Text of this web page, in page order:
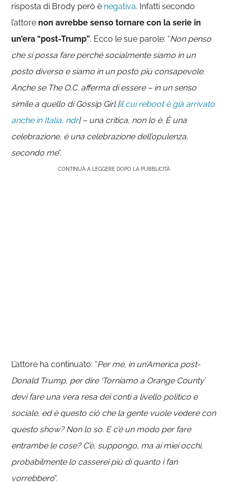
risposta di Brody però è negativa. Infatti secondo
l’attore non avrebbe senso tornare con la serie in
un’era “post-Trump”. Ecco le sue parole: “Non penso
che si possa fare perché socialmente siamo in un
posto diverso e siamo in un posto più consapevole.
Anche se The O.C. afferma di essere – in un senso
simile a quello di Gossip Girl [il cui reboot è già arrivato
anche in Italia, ndr] – una critica, non lo è. È una
celebrazione, è una celebrazione dell’opulenza,
secondo me“.
CONTINUA A LEGGERE DOPO LA PUBBLICITÀ
L’attore ha continuato: “Per me, in un’America post-
Donald Trump, per dire ‘Torniamo a Orange County’
devi fare una vera resa dei conti a livello politico e
sociale, ed è questo ciò che la gente vuole vedere con
questo show? Non lo so. E c’è un modo per fare
entrambe le cose? C’è, suppongo, ma ai miei occhi,
probabilmente lo casserei più di quanto i fan
vorrebbero“.